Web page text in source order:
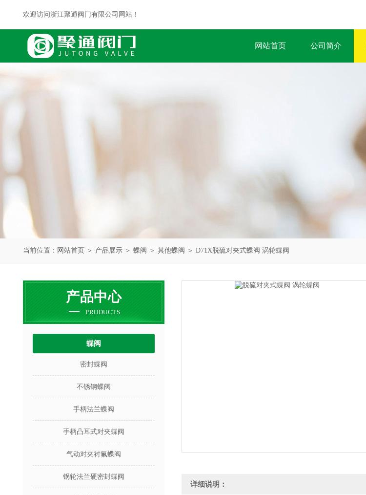
欢迎访问浙江聚通阀门有限公司网站！
网站首页 公司简介
当前位置： 网站首页 ＞ 产品展示 ＞ 蝶阀 ＞ 其他蝶阀 ＞ D71X脱硫对夹式蝶阀 涡轮蝶阀
产品中心
PRODUCTS
蝶阀
密封蝶阀
不锈钢蝶阀
手柄法兰蝶阀
手柄凸耳式对夹蝶阀
气动对夹衬氟蝶阀
锅轮法兰硬密封蝶阀
详细说明：